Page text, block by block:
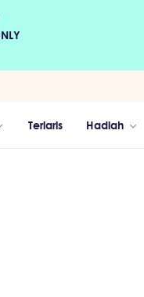
Terlaris Hadiah